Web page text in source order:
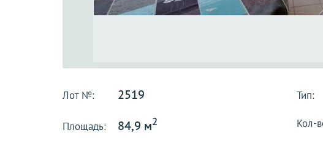
Лот №: 2519 Тип:
Площадь: 84,9 м2 Кол-